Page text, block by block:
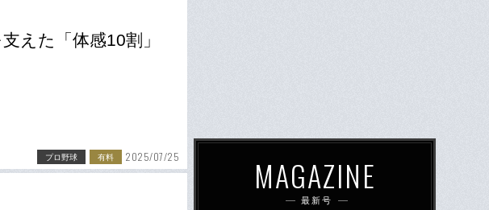
えた「体感10割」
プロ野球 有料 2025/07/25 MAGAZINE
最新号